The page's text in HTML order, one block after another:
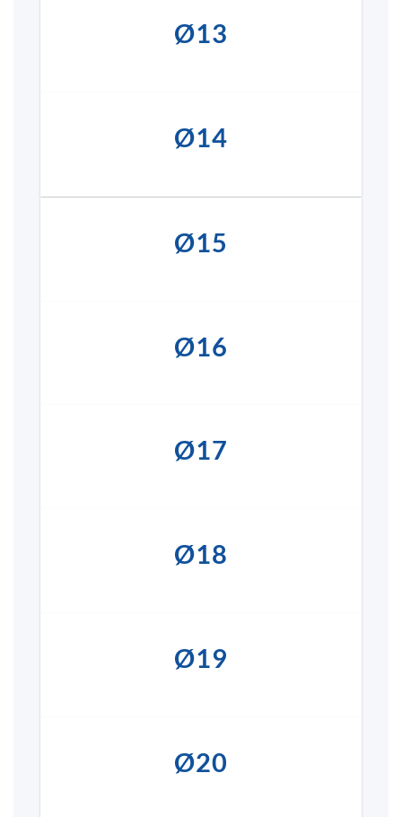
Ø13
Ø14
Ø15
Ø16
Ø17
Ø18
Ø19
Ø20